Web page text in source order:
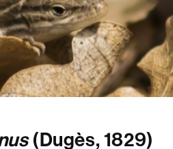
(Dugès, 1829)